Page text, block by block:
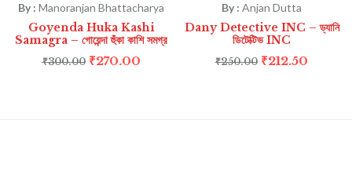
By : Manoranjan Bhattacharya
Goyenda Huka Kashi
Samagra – গোয়েন্দা হুঁকা কাশি সমগ্র
₹300.00 ₹270.00
By : Anjan Dutta
Dany Detective INC – ড্যানি
ডিটেক্টিভ INC
₹250.00 ₹212.50